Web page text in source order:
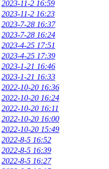
2023-11-2 16:59
2023-11-2 16:23
2023-7-28 16:37
2023-7-28 16:24
2023-4-25 17:51
2023-4-25 17:39
2023-1-21 16:46
2023-1-21 16:33
2022-10-20 16:36
2022-10-20 16:24
2022-10-20 16:11
2022-10-20 16:00
2022-10-20 15:49
2022-8-5 16:52
2022-8-5 16:39
2022-8-5 16:27